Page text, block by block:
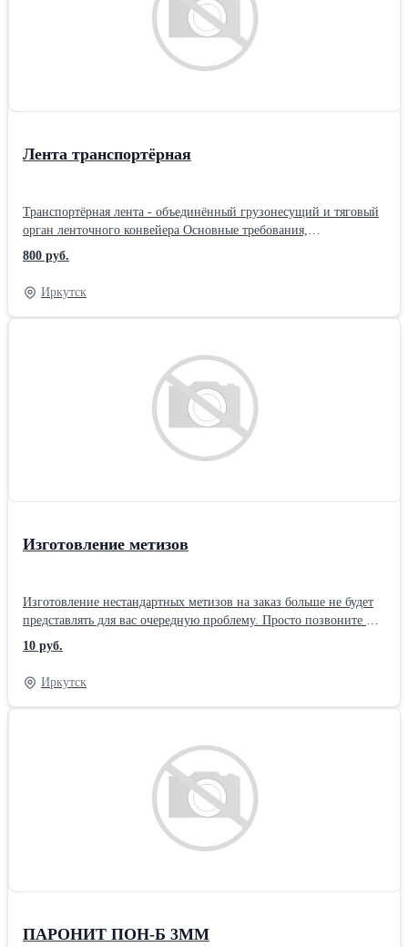
Лента транспортёрная
Транспортёрная лента - объединённый грузонесущий и тяговый
орган ленточного конвейера Основные требования,
предъявляемые к конвейерной ленте: высокая продольная
прочность, достаточная продольная и поперечная гибкость,
устойчивость против абразивного износа и ударов, падающих на
неё при погрузке кусков груза, возможно малая продольная
упругая и остаточная деформации. конвейерные ленты
800 руб.
Иркутск
Изготовление метизов
Изготовление нестандартных метизов на заказ больше не будет
представлять для вас очередную проблему. Просто позвоните и
закажите!
10 руб.
Иркутск
ПАРОНИТ ПОН-Б 3ММ